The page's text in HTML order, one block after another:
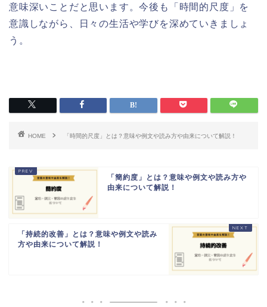
意味深いことだと思います。今後も「時間的尺度」を
意識しながら、日々の生活や学びを深めていきましょ
う。
HOME 「時間的尺度」とは？意味や例文や読み方や由来について解説！
「簡約度」とは？意味や例文や読み方や
由来について解説！
「持続的改善」とは？意味や例文や読み
方や由来について解説！